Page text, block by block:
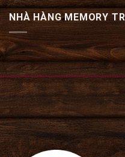
NHÀ HÀNG MEMORY